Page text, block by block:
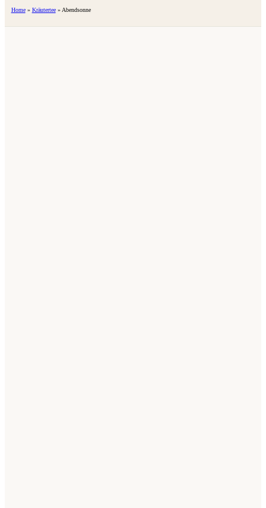
Home» Kräutertee» Abendsonne